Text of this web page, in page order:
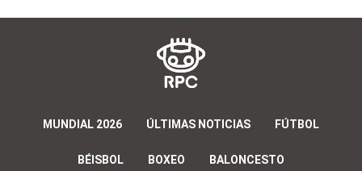
MUNDIAL 2026 ÚLTIMAS NOTICIAS FÚTBOL
BÉISBOL BOXEO BALONCESTO